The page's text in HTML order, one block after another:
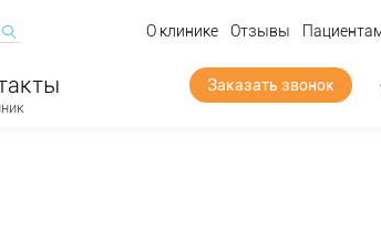
О клинике Отзывы
Заказать звонок